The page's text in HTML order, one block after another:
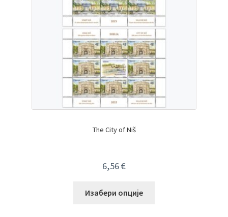
The City of Niš
6,56€
Изабери опције